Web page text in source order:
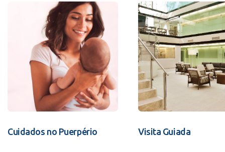
Cuidados no Puerpério Visita Guiada